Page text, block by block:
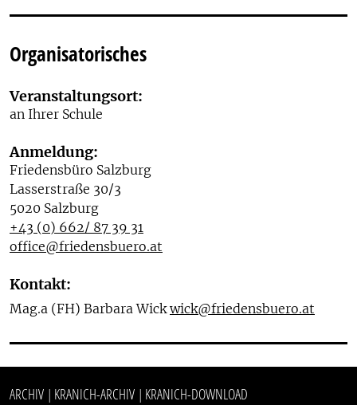
Organisatorisches
Veranstaltungsort:
an Ihrer Schule
Anmeldung:
Friedensbüro Salzburg
Lasserstraße 30/3
5020 Salzburg
+43 (0) 662/ 87 39 31
office@friedensbuero.at
Kontakt:
Mag.a (FH) Barbara Wickwick@friedensbuero.at
ARCHIV | KRANICH-ARCHIV | KRANICH-DOWNLOAD